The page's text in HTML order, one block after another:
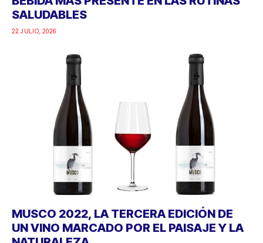
SALUDABLES
22 JULIO, 2026
MUSCO 2022, LA TERCERA EDICIÓN DE
UN VINO MARCADO POR EL PAISAJE Y LA